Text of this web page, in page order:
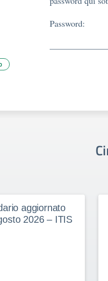
Password:
aggiornato
2026 – ITIS